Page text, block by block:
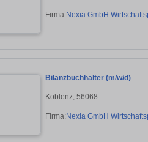
Firma:Nexia GmbH
Bilanzbuchhalter (m/w/d)
Koblenz, 56068
Firma:Nexia GmbH